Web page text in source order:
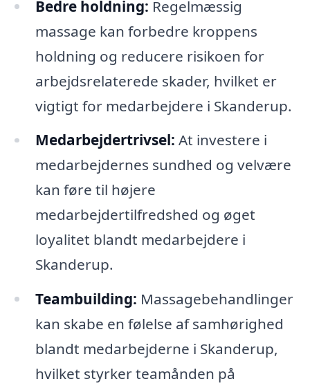
Bedre holdning: Regelmæssig
massage kan forbedre kroppens
holdning og reducere risikoen for
arbejdsrelaterede skader, hvilket er
vigtigt for medarbejdere i Skanderup.
Medarbejdertrivsel: At investere i
medarbejdernes sundhed og velvære
kan føre til højere
medarbejdertilfredshed og øget
loyalitet blandt medarbejdere i
Skanderup.
Teambuilding: Massagebehandlinger
kan skabe en følelse af samhørighed
blandt medarbejderne i Skanderup,
hvilket styrker teamånden på